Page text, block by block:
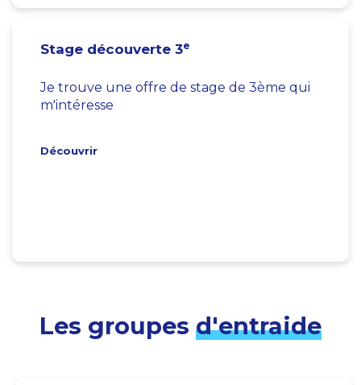
Stage découverte 3e
Je trouve une offre de stage de 3ème qui
m'intéresse
Découvrir
Les groupes d'entraide